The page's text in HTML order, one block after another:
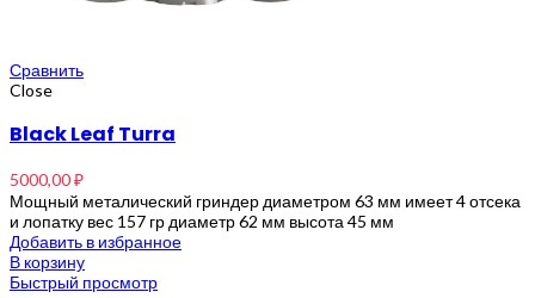
Сравнить
Close
Black Leaf Turra
5000,00₽
Мощный металический гриндер диаметром 63 мм имеет 4 отсека
и лопатку вес 157 гр диаметр 62 мм высота 45 мм
Добавить в избранное
В корзину
Быстрый просмотр